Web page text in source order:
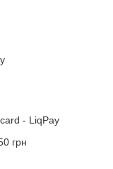
- LiqPay
грн